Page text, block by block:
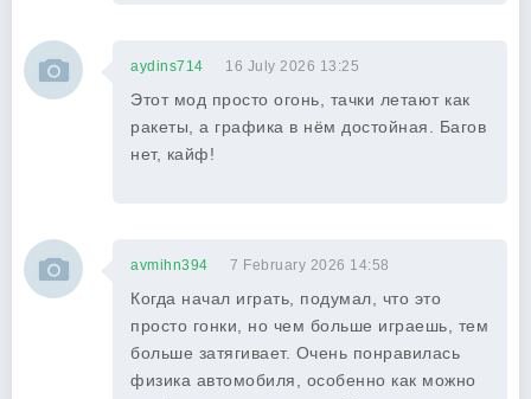
aydins714 16 July 2026 13:25
Этот мод просто огонь, тачки летают как
ракеты, а графика в нём достойная. Багов
нет, кайф!
avmihn394 7 February 2026 14:58
Когда начал играть, подумал, что это
просто гонки, но чем больше играешь, тем
больше затягивает. Очень понравилась
физика автомобиля, особенно как можно